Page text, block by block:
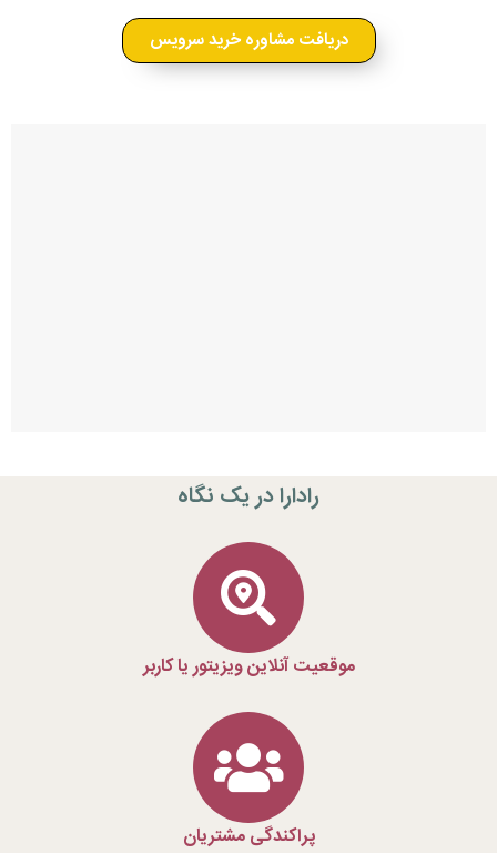
دریافت مشاوره خرید سرویس
رادارا در یک نگاه
موقعیت آنلاین ویزیتور یا کاربر
پراکندگی مشتریان